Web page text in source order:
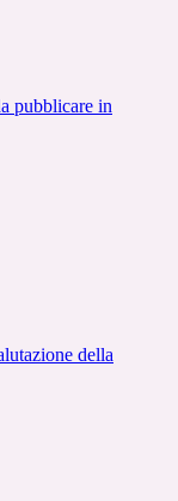
pubblicare in
della